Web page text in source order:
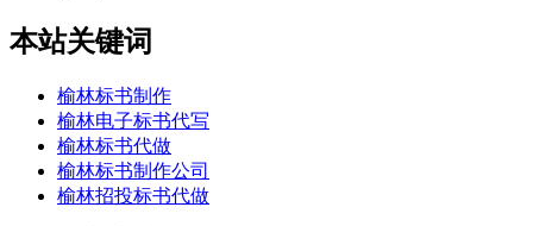
本站关键词
榆林标书制作
榆林电子标书代写
榆林标书代做
榆林标书制作公司
榆林招投标书代做